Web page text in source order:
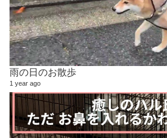
雨の日のお散歩
1 year ago